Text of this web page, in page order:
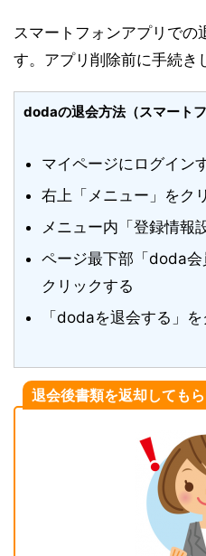
スマートフォンアプリでの
す。アプリ削除前に手続き
dodaの退会方法（スマートフ
マイページにログイン
右上「メニュー」をク
メニュー内「登録情報
ページ最下部「doda
クリックする
「dodaを退会する」
退会後書類を返却しても